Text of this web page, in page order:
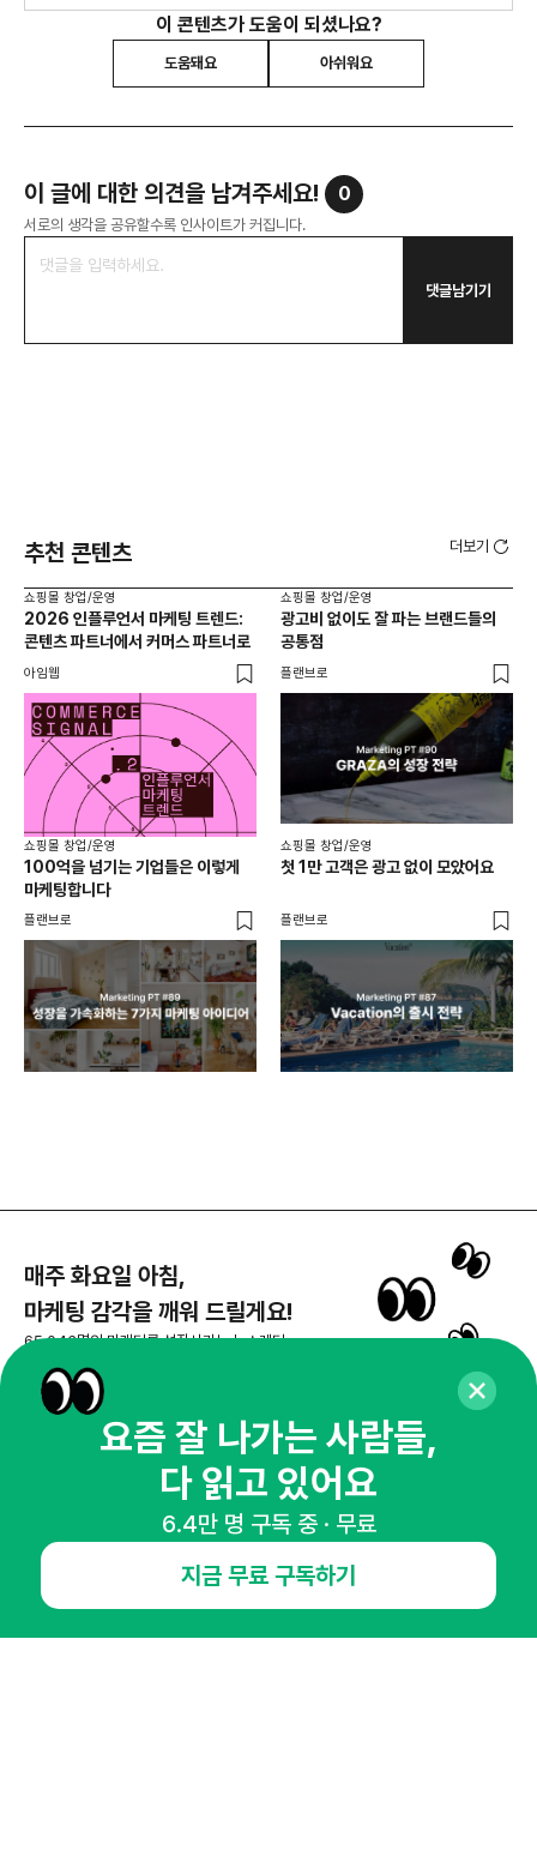
이 콘텐츠가 도움이 되셨나요?
도움돼요 아쉬워요
이 글에 대한 의견을 남겨주세요! 0
서로의 생각을 공유할수록 인사이트가 커집니다.
댓글남기기
추천 콘텐츠 더보기
쇼핑몰 창업/운영
2026 인플루언서 마케팅 트렌드:
콘텐츠 파트너에서 커머스 파트너로
아임웹
쇼핑몰 창업/운영
광고비 없이도 잘 파는 브랜드들의
공통점
플랜브로
쇼핑몰 창업/운영
100억을 넘기는 기업들은 이렇게
마케팅합니다
플랜브로
쇼핑몰 창업/운영
첫 1만 고객은 광고 없이 모았어요
플랜브로
매주 화요일 아침,
마케팅 감각을 깨워 드릴게요!
65,043명의 마케터를 성장시키는 뉴스레터
뉴스레터 구독하기
공지사항 제휴문의
인사이터 신청
뉴스레터
광고안내
요즘 잘 나가는 사람들,
다 읽고 있어요
6.4만 명 구독 중 · 무료
지금 무료 구독하기